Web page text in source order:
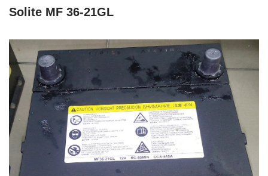
Solite MF 36-21GL